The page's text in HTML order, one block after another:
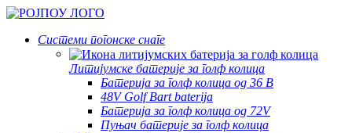
Системи погонске снаге
Литијумске батерије за голф колица
Батерија за голф колица од 36 В
48V Golf Bart baterija
Батерија за голф колица од 72V
Пуњач батерије за голф колица